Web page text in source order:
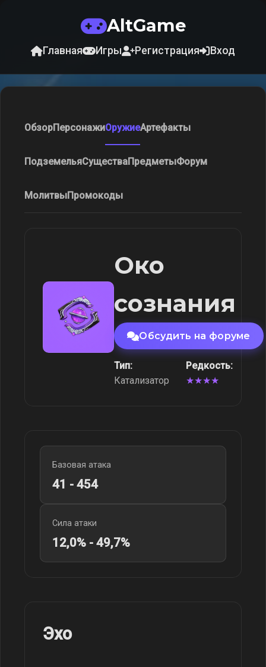
AltGame
Главная Игры Регистрация Вход
ОбзорПерсонажиОружиеАртефакты
ПодземельяСуществаПредметыФорум
МолитвыПромокоды
Око
сознания
Обсудить на форуме
Тип:
Катализатор
Редкость:
★★★★
Базовая атака
41 - 454
Сила атаки
12,0% - 49,7%
Эхо